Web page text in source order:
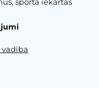
sporta iekārtas
vadība